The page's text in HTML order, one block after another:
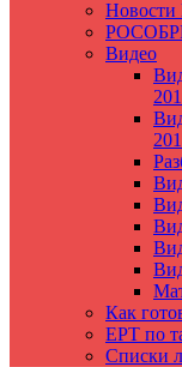
Видео
Как
ЕРТ по
Списки